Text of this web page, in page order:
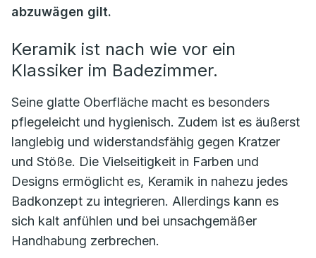
abzuwägen gilt.
Keramik ist nach wie vor ein
Klassiker im Badezimmer.
Seine glatte Oberfläche macht es besonders
pflegeleicht und hygienisch. Zudem ist es äußerst
langlebig und widerstandsfähig gegen Kratzer
und Stöße. Die Vielseitigkeit in Farben und
Designs ermöglicht es, Keramik in nahezu jedes
Badkonzept zu integrieren. Allerdings kann es
sich kalt anfühlen und bei unsachgemäßer
Handhabung zerbrechen.